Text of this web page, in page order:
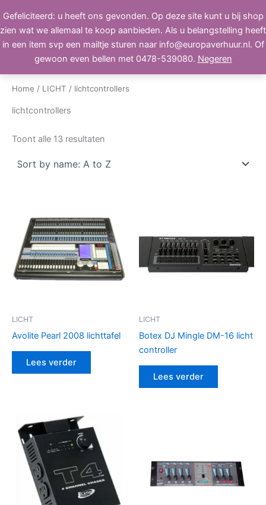
Gefeliciteerd: u heeft ons gevonden. Op deze site kunt u bij shop
zien wat we allemaal te koop aanbieden. Als u belangstelling heeft
in een item svp een mailtje sturen naar info@europaverhuur.nl. Of
gewoon even bellen met 0478-539080. Negeren
naar
de
inhoud
BEELD, GELUID, LICHT
Home / LICHT / lichtcontrollers
lichtcontrollers
Toont alle 13 resultaten
LICHT
Avolite Pearl 2008 lichttafel
Lees verder
LICHT
Botex DJ Mingle DM-16 licht
controller
Lees verder